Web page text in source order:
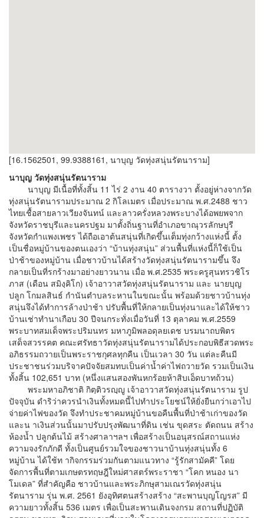
[16.1562501, 99.9388161, นาบุญ วัดทุ่งสนุ่นรัตนาราม]
นาบุญ วัดทุ่งสนุ่นรัตนาราม
นาบุญ มีเนื้อที่ทั้งสิ้น 11 ไร่ 2 งาน 40 ตารางวา ตั้งอยู่ห่างจากวัด
ทุ่งสนุ่นรัตนารามประมาณ 2 กิโลเมตร เมื่อประมาณ พ.ศ.2488 ชาว
ไทยเชื้อสายลาวเวียงจันทน์ และลาวครั่งหลวงพระบางได้อพยพจาก
จังหวัดราชบุรีและนครปฐม มาตั้งถิ่นฐานที่อำเภอขาณุวรลักษบุรี
จังหวัดกำแพงเพชร ได้ถือเอาต้นสนุ่นที่เกิดขึ้นเต็มทุ่งกว้างแห่งนี้ ตั้ง
เป็นชื่อหมู่บ้านของตนเองว่า “บ้านทุ่งสนุ่น” ส่วนพื้นที่แห่งนี้ก็ใช้เป็น
ป่าช้าของหมู่บ้าน เมื่อชาวบ้านได้สร้างวัดทุ่งสนุ่นรัตนารามขึ้น จึง
กลายเป็นที่รกร้างมาอย่างยาวนาน เมื่อ พ.ศ.2535 พระครูสุนทรวชิโร
ภาส (เดือน สมิงฺคิโก) เจ้าอาวาสวัดทุ่งสนุ่นรัตนาราม และ นายบุญ
ปลูก โกมลสินธ์ กำนันตำบลระหานในขณะนั้น พร้อมด้วยชาวบ้านทุ่ง
สนุ่นจึงได้ทำการล้างป่าช้า ปรับพื้นที่ให้กลายเป็นทุ่งนาและได้ให้ชาว
บ้านเช่าทำนาเกือบ 30 ปีจนกระทั่งเมื่อวันที่ 13 ตุลาคม พ.ศ.2559
พระบาทสมเด็จพระปริมนทร มหาภูมิพลอดุลยเดช บรมนาถบพิตร
เสด็จสวรรคต คณะศรัทธาวัดทุ่งสนุ่นรัตนารามได้ประกอบพิธีสวดพระ
อภิธรรมถวายเป็นพระราชกุศลทุกคืน เป็นเวลา 30 วัน แต่ละคืนมี
ประชาชนร่วมบริจาคปัจจัยสมทบเป็นค่าน้ำค่าไฟถวายวัด รวมเป็นเงิน
ทั้งสิ้น 102,651 บาท (หนึ่งแสนสองพันหกร้อยห้าสิบเอ็ดบาทถ้วน)
พระมหาอภิชาติ กิตฺติวรญฺญู เจ้าอาวาสวัดทุ่งสนุ่นรัตนาราม รูป
ปัจจุบัน ดำริว่าควรนำเงินทั้งหมดนี้ไปทำประโยชน์ให้ยั่งยืนกว่าเอาไป
จ่ายค่าไฟของวัด จึงทำประชาคมหมู่บ้านขอคืนพื้นที่ป่าช้าเก่าของวัด
และน าเงินส่วนนั้นมาปรับปรุงพัฒนาที่ดิน เช่น ขุดสระ ตัดถนน สร้าง
ห้องน้ำ ปลูกต้นไม้ สร้างศาลาฯลฯ เพื่อสร้างเป็นอนุสรณ์สถานแห่ง
ความจงรักภักดี ทั้งเป็นศูนย์รวมใจของชาวนาบ้านทุ่งสนุ่นทั้ง 6
หมู่บ้าน ได้ใช้ท ากิจกรรมร่วมกันตามแนวทาง “รู้รักสามัคคี” โดย
จัดการพื้นที่ตามเกษตรทฤษฎีใหม่ศาสตร์พระราชา “โคก หนอง นา
โมเดล” ที่สำคัญคือ ชาวบ้านและพระภิกษุสามเณรวัดทุ่งสนุ่น
รัตนาราม รุ่น พ.ศ. 2561 ยังอุทิศตนสร้างสร้าง “สะพานบุญโญรส” มี
ความยาวทั้งสิ้น 536 เมตร เพื่อเป็นสะพานเดินจงกรม สถานที่ปฏิบัติ